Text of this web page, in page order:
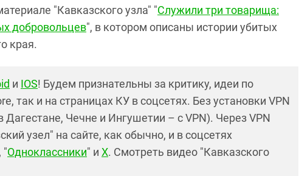
"Кавказского узла" "Служили три товарища:
добровольцев", в котором описаны истории убитых
края.
и IOS! Будем признательны за критику, идеи по
так и на страницах КУ в соцсетях. Без установки VPN
Дагестане, Чечне и Ингушетии – с VPN). Через VPN
узел" на сайте, как обычно, и в соцсетях
"Одноклассники" и X. Смотреть видео "Кавказского